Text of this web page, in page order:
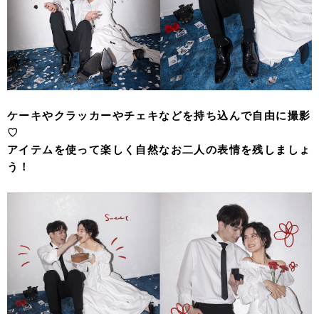
ケーキやクラッカーやチェキなどを持ち込んで自由に撮影
♡
アイテムを使って楽しく自然なお二人の表情を残しましょ
う！